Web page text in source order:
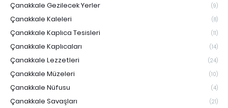
Çanakkale Gezilecek Yerler (9)
Çanakkale Kaleleri (8)
Çanakkale Kaplıca Tesisleri (11)
Çanakkale Kaplıcaları (14)
Çanakkale Lezzetleri (24)
Çanakkale Müzeleri (10)
Çanakkale Nüfusu (4)
Çanakkale Savaşları (21)